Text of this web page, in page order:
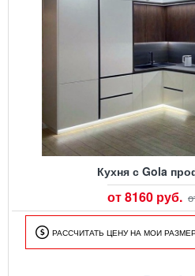
Кухня с Gola
от 8160 руб.
РАССЧИТАТЬ ЦЕНУ НА МОИ